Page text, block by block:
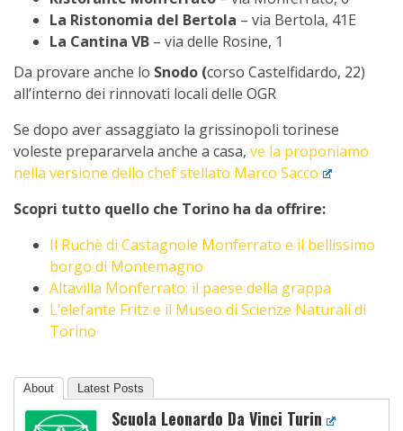
La Ristonomia del Bertola – via Bertola, 41E
La Cantina VB – via delle Rosine, 1
Da provare anche lo Snodo (corso Castelfidardo, 22)
all’interno dei rinnovati locali delle OGR
Se dopo aver assaggiato la grissinopoli torinese
voleste prepararvela anche a casa, ve la proponiamo
nella versione dello chef stellato Marco Sacco
Scopri tutto quello che Torino ha da offrire:
Il Ruchè di Castagnole Monferrato e il bellissimo
borgo di Montemagno
Altavilla Monferrato: il paese della grappa
L’elefante Fritz e il Museo di Scienze Naturali di
Torino
About Latest Posts
Scuola Leonardo Da Vinci Turin